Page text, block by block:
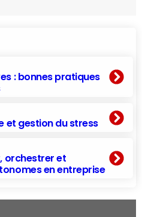
: bonnes pratiques
et gestion du stress
orchestrer et
en entreprise